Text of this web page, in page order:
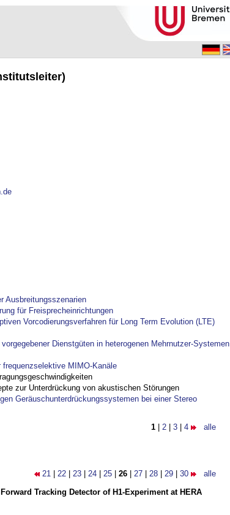
Ausbreitungsszenarien
für Freisprecheinrichtungen
Vorcodierungsverfahren für Long Term Evolution (LTE)
Dienstgüten in heterogenen Mehrnutzer-Systemen
MIMO-Kanäle
zur Unterdrückung von akustischen Störungen
Geräuschunterdrückungssystemen bei einer Stereo
1 2 3 4 alle
21 22 23 24 25 26 27 28 29 30 alle
Tracking Detector of H1-Experiment at HERA